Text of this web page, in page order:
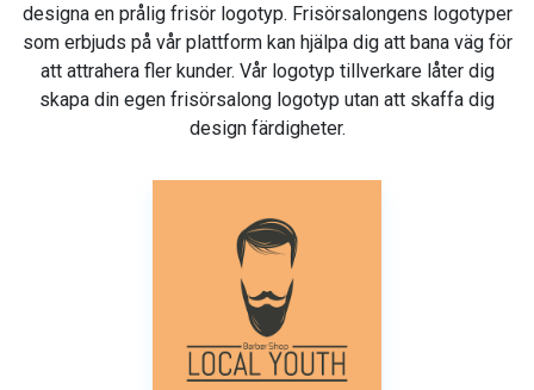
designa en prålig frisör logotyp. Frisörsalongens logotyper
som erbjuds på vår plattform kan hjälpa dig att bana väg för
att attrahera fler kunder. Vår logotyp tillverkare låter dig
skapa din egen frisörsalong logotyp utan att skaffa dig
design färdigheter.